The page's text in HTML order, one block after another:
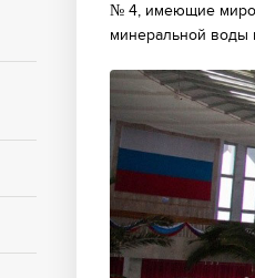
№ 4, имеющие
минеральной воды